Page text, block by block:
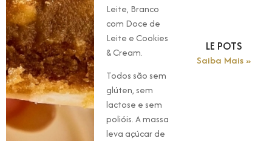
Leite, Branco
com Doce de
Leite e Cookies
& Cream.
Todos são sem
glúten, sem
lactose e sem
polióis. A massa
leva açúcar de
LE POTS
Saiba Mais »